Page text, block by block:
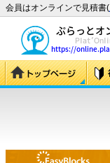
会員はオンラインで見積書(